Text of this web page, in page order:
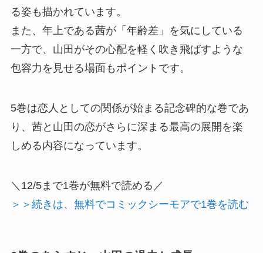
る姿も描かれています。
また、年上である茜が「年齢差」を気にしている
一方で、山田がその心配を軽く吹き飛ばすような
包容力を見せる場面もポイントです。
5巻は恋人としての関係が始まる記念碑的な巻であ
り、茜と山田の恋がさらに深まる最高の展開を楽
しめる内容になっています。
＼12/5まで1巻が無料で読める／
＞＞続きは、無料でコミックシーモアで1巻を読む